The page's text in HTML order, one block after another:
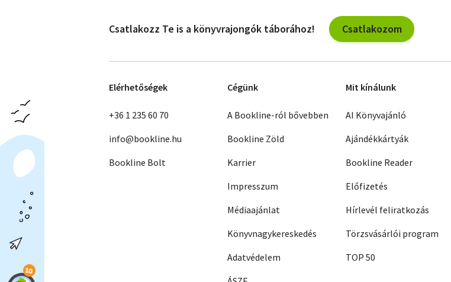
Csatlakozz Te is a könyvrajongók táborához! Csatlakozom
Elérhetőségek
+36 1 235 60 70
info@bookline.hu
Bookline Bolt
Cégünk
A Bookline-ról bővebben
Bookline Zöld
Karrier
Impresszum
Médiaajánlat
Könyvnagykereskedés
Adatvédelem
Mit kínálunk
AI Könyvajánló
Ajándékkártyák
Bookline Reader
Előfizetés
Hírlevél feliratkozás
Törzsvásárlói program
TOP 50